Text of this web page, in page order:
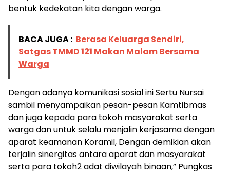
bentuk kedekatan kita dengan warga.
BACA JUGA : Berasa Keluarga Sendiri,
Satgas TMMD 121 Makan Malam Bersama
Warga
Dengan adanya komunikasi sosial ini Sertu Nursai
sambil menyampaikan pesan-pesan Kamtibmas
dan juga kepada para tokoh masyarakat serta
warga dan untuk selalu menjalin kerjasama dengan
aparat keamanan Koramil, Dengan demikian akan
terjalin sinergitas antara aparat dan masyarakat
serta para tokoh2 adat diwilayah binaan,” Pungkas